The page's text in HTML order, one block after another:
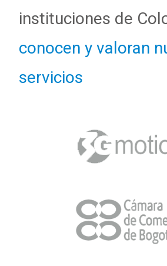
instituciones de
conocen y valoran
servicios